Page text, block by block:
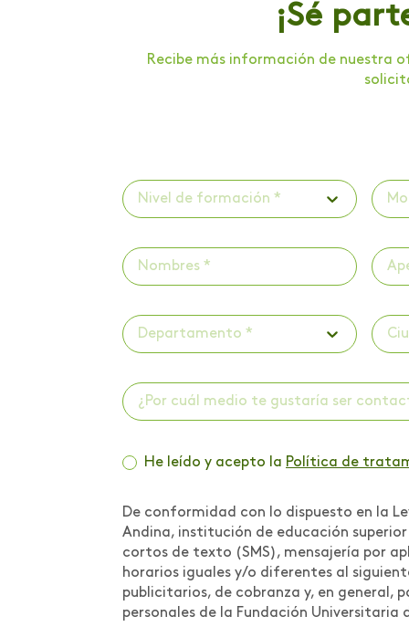
Lanzamiento de libro
Medidas preventivas
para contrarrestar la
propagación del COVID-
19 en la comunidad
Movilidad
Movilidad internacional
Muestra de trabajos de
estudiantes
¡Sé
Recibe más información de nuestra
Nivel de formación *
Departamento *
¿Por cuál medio te gustaría ser
He leído y acepto la Política de
De conformidad con lo dispuesto en la
Andina, institución de educación
cortos de texto (SMS), mensajería por
horarios iguales y/o diferentes al
publicitarios, de cobranza y, en
personales de la Fundación Universitaria